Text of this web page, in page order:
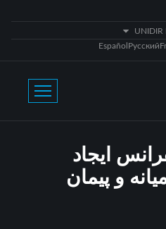
Русский
Español
ایجاد
و پیمان